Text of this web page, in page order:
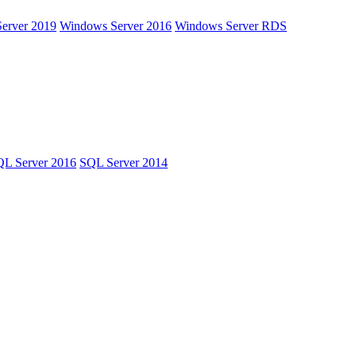
2019 Windows Server 2016 Windows Server RDS
Server 2016 SQL Server 2014